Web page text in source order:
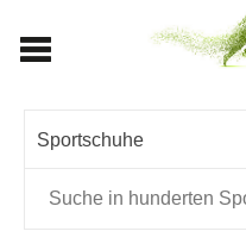
Sportschuhe